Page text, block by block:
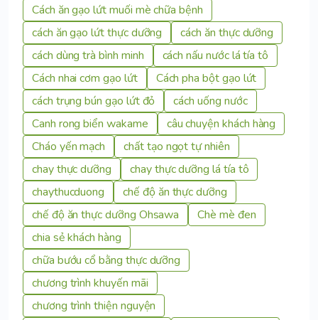
Cách ăn gạo lứt muối mè chữa bệnh
cách ăn gạo lứt thực dưỡng
cách ăn thực dưỡng
cách dùng trà bình minh
cách nấu nước lá tía tô
Cách nhai cơm gạo lứt
Cách pha bột gạo lứt
cách trụng bún gạo lứt đỏ
cách uống nước
Canh rong biển wakame
câu chuyện khách hàng
Cháo yến mạch
chất tạo ngọt tự nhiên
chay thực dưỡng
chay thực dưỡng lá tía tô
chaythucduong
chế độ ăn thực dưỡng
chế độ ăn thực dưỡng Ohsawa
Chè mè đen
chia sẻ khách hàng
chữa bướu cổ bằng thực dưỡng
chương trình khuyến mãi
chương trình thiện nguyện